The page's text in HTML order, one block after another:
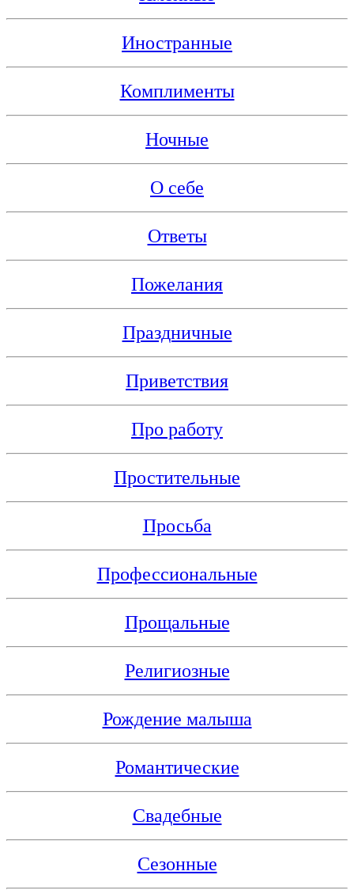
Иностранные
Комплименты
Ночные
О себе
Ответы
Пожелания
Праздничные
Приветствия
Про работу
Простительные
Просьба
Профессиональные
Прощальные
Религиозные
Рождение малыша
Романтические
Свадебные
Сезонные